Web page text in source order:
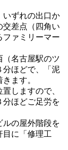
いずれの出口か
交差点（四角い
ファミリーマー
（名古屋駅のツ
分ほどで、「泥
ます。
しますので、
分ほどご足労を
ルの屋外階段を
目に「修理工